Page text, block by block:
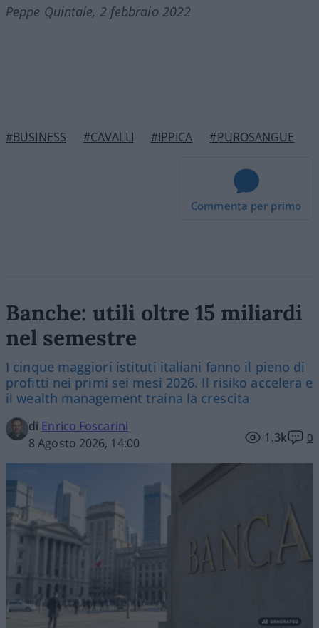
Peppe Quintale, 2 febbraio 2022
#BUSINESS #CAVALLI #IPPICA #PUROSANGUE
Commenta per primo
Banche: utili oltre 15 miliardi
nel semestre
I cinque maggiori istituti italiani fanno il pieno di
profitti nei primi sei mesi 2026. Il risiko accelera e
il wealth management traina la crescita
di Enrico Foscarini
8 Agosto 2026, 14:00
1.3k 0